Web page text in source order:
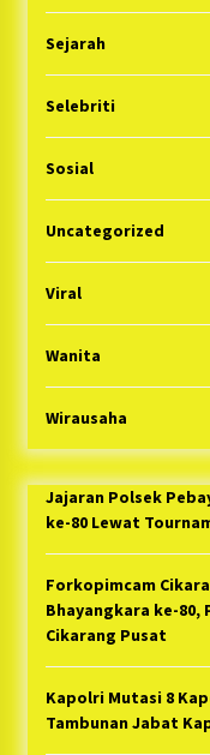
Sejarah
Selebriti
Sosial
Uncategorized
Viral
Wanita
Wirausaha
Jajaran Polsek
ke-80 Lewat
Forkopimcam
Bhayangkara ke-
Cikarang Pusat
Kapolri Mutasi 8
Tambunan Jabat